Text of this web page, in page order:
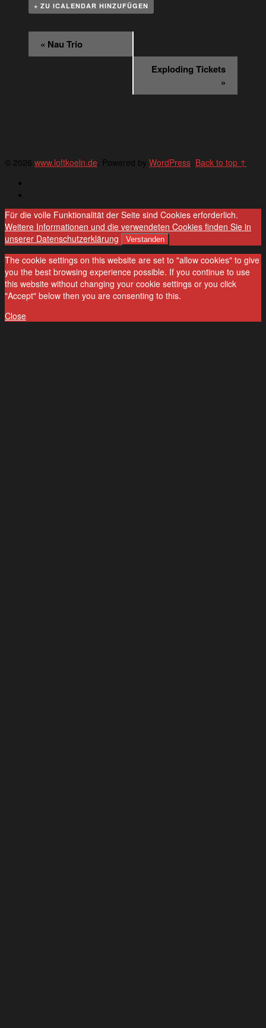
+ ZU ICALENDAR HINZUFÜGEN
Veranstaltung
Navigation
« Nau Trio
Exploding Tickets
»
© 2026 www.loftkoeln.de . Powered by WordPress Back to top ↑
Für die volle Funktionalität der Seite sind Cookies erforderlich.
Weitere Informationen und die verwendeten Cookies finden Sie in
unserer Datenschutzerklärung
Verstanden
The cookie settings on this website are set to "allow cookies" to give
you the best browsing experience possible. If you continue to use
this website without changing your cookie settings or you click
"Accept" below then you are consenting to this.
Close